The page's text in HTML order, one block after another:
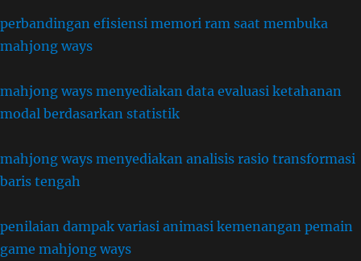
perbandingan efisiensi memori ram saat membuka
mahjong ways
mahjong ways menyediakan data evaluasi ketahanan
modal berdasarkan statistik
mahjong ways menyediakan analisis rasio transformasi
baris tengah
penilaian dampak variasi animasi kemenangan pemain
game mahjong ways